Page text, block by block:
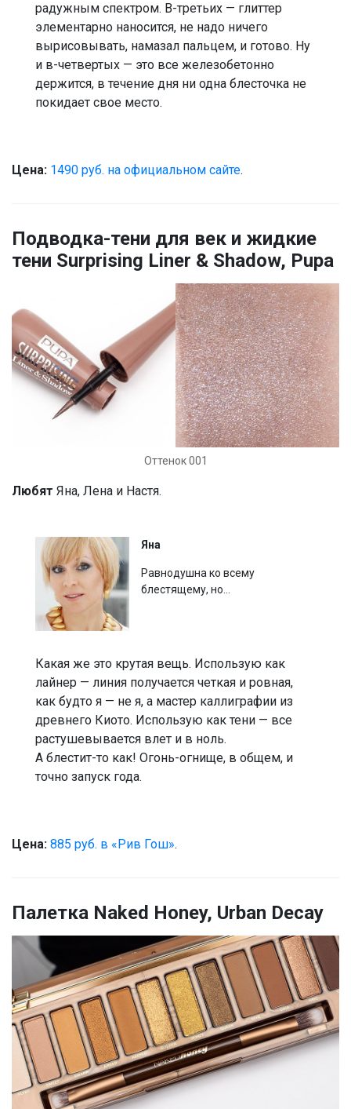
радужным спектром. В-третьих — глиттер
элементарно наносится, не надо ничего
вырисовывать, намазал пальцем, и готово. Ну
и в-четвертых — это все железобетонно
держится, в течение дня ни одна блесточка не
покидает свое место.
Цена: 1490 руб. на официальном сайте.
Подводка-тени для век и жидкие
тени Surprising Liner & Shadow, Pupa
Оттенок 001
Любят Яна, Лена и Настя.
Яна
Равнодушна ко всему
блестящему, но…
Какая же это крутая вещь. Использую как
лайнер — линия получается четкая и ровная,
как будто я — не я, а мастер каллиграфии из
древнего Киото. Использую как тени — все
растушевывается влет и в ноль.
А блестит-то как! Огонь-огнище, в общем, и
точно запуск года.
Цена: 885 руб. в «Рив Гош».
Палетка Naked Honey, Urban Decay